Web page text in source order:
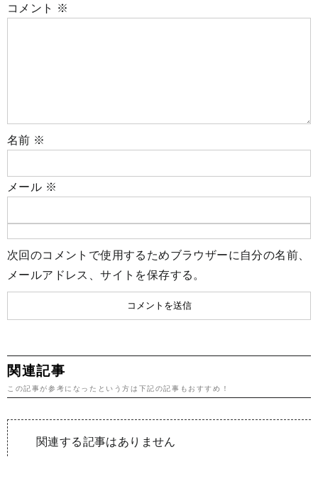
コメント ※
名前 ※
メール ※
次回のコメントで使用するためブラウザーに自分の名前、
メールアドレス、サイトを保存する。
関連記事
この記事が参考になったという方は下記の記事もおすすめ！
関連する記事はありません